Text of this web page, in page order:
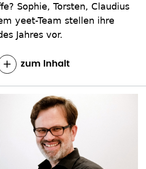
Sophie, Torsten, Claudius
yeet-Team stellen ihre
Jahres vor.
zum Inhalt